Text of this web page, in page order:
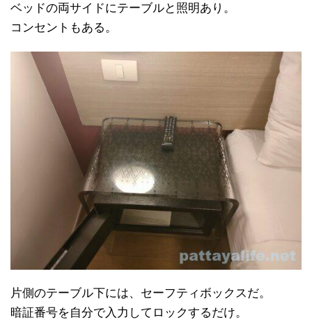
ベッドの両サイドにテーブルと照明あり。
コンセントもある。
片側のテーブル下には、セーフティボックスだ。
暗証番号を自分で入力してロックするだけ。